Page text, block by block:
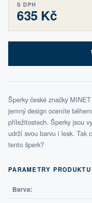
S DPH
635 Kč
Šperky české značky
jemný design oceníte
příležitostech. Šperky jsou
udrží svou barvu i lesk. Tak
tento šperk?
PARAMETRY PRODUKTU
Barva: